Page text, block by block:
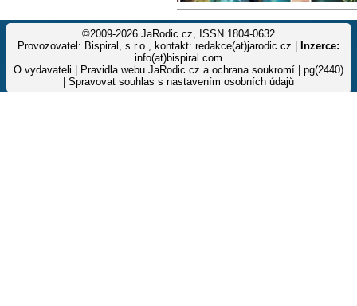
©2009-2026 JaRodic.cz, ISSN 1804-0632
Provozovatel: Bispiral, s.r.o., kontakt: redakce(at)jarodic.cz |
Inzerce:
info(at)bispiral.com
O vydavateli
Pravidla webu JaRodic.cz a ochrana soukromí | pg(2440)
Spravovat souhlas s nastavením osobních údajů